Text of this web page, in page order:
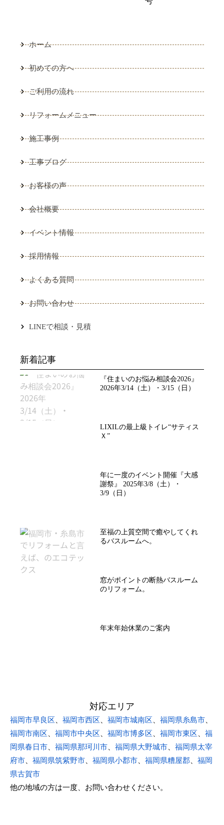
ホーム
初めての方へ
ご利用の流れ
リフォームメニュー
施工事例
工事ブログ
お客様の声
会社概要
イベント情報
採用情報
よくある質問
お問い合わせ
LINEで相談・見積
新着記事
『住まいのお悩み相談会2026』
2026年3/14（土）・3/15（日）
LIXILの最上級トイレ“サティス
Ｘ”
年に一度のイベント開催『大感
謝祭』 2025年3/8（土）・
3/9（日）
至福の上質空間で癒やしてくれ
るバスルームへ。
窓がポイントの断熱バスルーム
のリフォーム。
年末年始休業のご案内
対応エリア
福岡市早良区 、 福岡市西区 、 福岡市城南区 、 福岡県糸島市、
福岡市南区 、 福岡市中央区 、 福岡市博多区 、 福岡市東区 、 福
岡県春日市、 福岡県那珂川市、 福岡県大野城市、 福岡県太宰
府市、 福岡県筑紫野市、 福岡県小郡市、 福岡県糟屋郡、 福岡
県古賀市
他の地域の方は一度、お問い合わせください。